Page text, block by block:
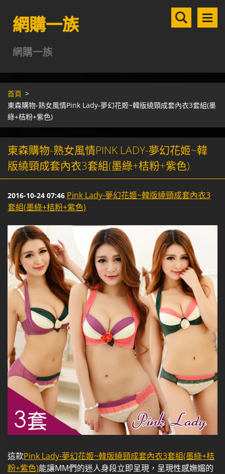
網購一族
網購一族
首頁 >
東森購物-熟女風情Pink Lady-夢幻花姬~韓版繞頸成套內衣3套組(墨
綠+桔粉+紫色)
東森購物-熟女風情PINK LADY-夢幻花姬~韓
版繞頸成套內衣3套組(墨綠+桔粉+紫色)
2016-10-24 07:46 Pink Lady-夢幻花姬~韓版繞頸成套內衣3
套組(墨綠+桔粉+紫色)
這款Pink Lady-夢幻花姬~韓版繞頸成套內衣3套組(墨綠+桔
粉+紫色)能讓MM們的迷人身段立即呈現，呈現性感嫵媚的